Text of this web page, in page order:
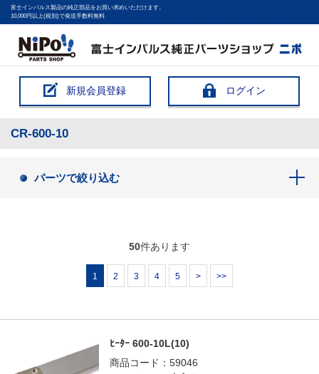
富士インパルス製品の純正部品をお買い求めいただけます。
10,000円以上(税別)で発送手数料無料
新規会員登録 ログイン
CR-600-10
パーツで絞り込む
50件あります
1 2 3 4 5 > >>
ﾋｰﾀｰ 600-10L(10)
商品コード： 59046